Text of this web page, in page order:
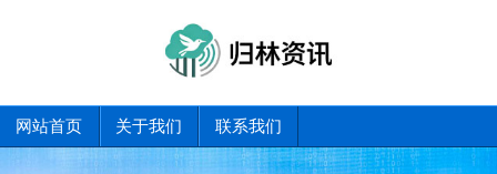
网站首页 关于我们 联系我们